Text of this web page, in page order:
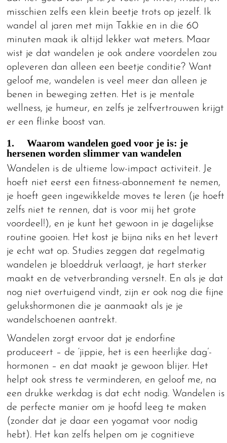
misschien zelfs een klein beetje trots op jezelf. Ik
wandel al jaren met mijn Takkie en in die 60
minuten maak ik altijd lekker wat meters. Maar
wist je dat wandelen je ook andere voordelen zou
opleveren dan alleen een beetje conditie? Want
geloof me, wandelen is veel meer dan alleen je
benen in beweging zetten. Het is je mentale
wellness, je humeur, en zelfs je zelfvertrouwen krijgt
er een flinke boost van.
1. Waarom wandelen goed voor je is: je
hersenen worden slimmer van wandelen
Wandelen is de ultieme low-impact activiteit. Je
hoeft niet eerst een fitness-abonnement te nemen,
je hoeft geen ingewikkelde moves te leren (je hoeft
zelfs niet te rennen, dat is voor mij het grote
voordeel!), en je kunt het gewoon in je dagelijkse
routine gooien. Het kost je bijna niks en het levert
je echt wat op. Studies zeggen dat regelmatig
wandelen je bloeddruk verlaagt, je hart sterker
maakt en de vetverbranding versnelt. En als je dat
nog niet overtuigend vindt, zijn er ook nog die fijne
gelukshormonen die je aanmaakt als je je
wandelschoenen aantrekt.
Wandelen zorgt ervoor dat je endorfine
produceert – de ‘jippie, het is een heerlijke dag’-
hormonen – en dat maakt je gewoon blijer. Het
helpt ook stress te verminderen, en geloof me, na
een drukke werkdag is dat echt nodig. Wandelen is
de perfecte manier om je hoofd leeg te maken
(zonder dat je daar een yogamat voor nodig
hebt). Het kan zelfs helpen om je cognitieve